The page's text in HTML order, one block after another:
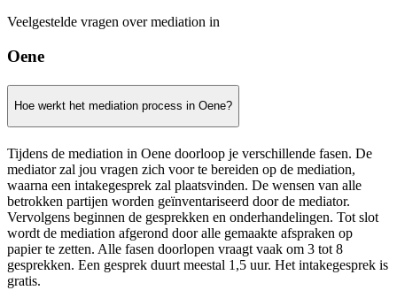
Veelgestelde vragen over mediation in
Oene
Hoe werkt het mediation process in Oene?
Tijdens de mediation in Oene doorloop je verschillende fasen. De
mediator zal jou vragen zich voor te bereiden op de mediation,
waarna een intakegesprek zal plaatsvinden. De wensen van alle
betrokken partijen worden geïnventariseerd door de mediator.
Vervolgens beginnen de gesprekken en onderhandelingen. Tot slot
wordt de mediation afgerond door alle gemaakte afspraken op
papier te zetten. Alle fasen doorlopen vraagt vaak om 3 tot 8
gesprekken. Een gesprek duurt meestal 1,5 uur. Het intakegesprek is
gratis.